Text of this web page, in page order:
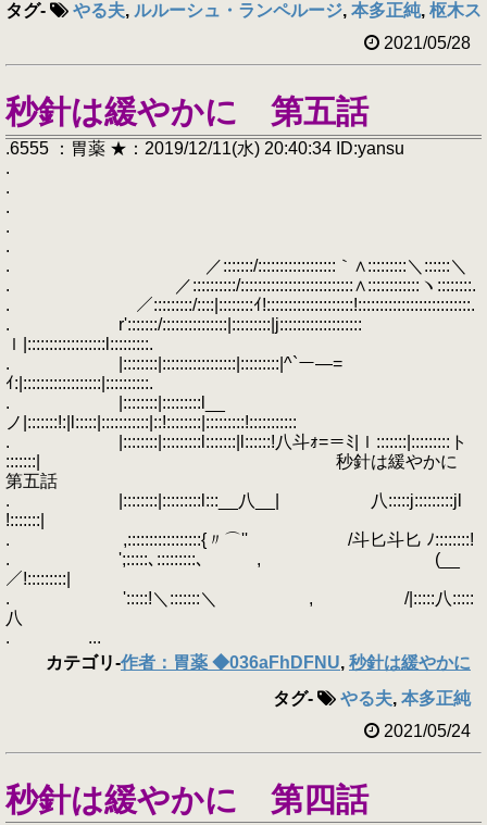
タグ- やる夫, ルルーシュ・ランペルージ, 本多正純, 枢木ス
2021/05/28
秒針は緩やかに 第五話
.6555 ：胃薬 ★：2019/12/11(水) 20:40:34 ID:yansu
.
.
.
.
.
. ／:::::::/::::::::::::::::::｀∧:::::::::＼::::::＼
. ／::::::::::/::::::::::::::::::::::::::∧::::::::::::ヽ::::::::.
. ／:::::::::/::::|::::::::ｲ!::::::::::::::::::::!::::::::::::::::::::::::::.
. r':::::::/:::::::::::::::|:::::::::|j:::::::::::::::::::
ｌ|::::::::::::::::::l:::::::::.
. |::::::::|:::::::::::::::::|:::::::::|^`ー―=
ｲ:|::::::::::::::::::|::::::::::.
. |::::::::|:::::::::l__
ノ|:::::::!:|l:::::|:::::::::::|::!::::::::|:::::::::!:::::::::::
. |::::::::|:::::::::l:::::::|l::::::!八斗ｫ=＝ﾐ|ｌ:::::::|:::::::::ト
:::::::| 秒針は緩やかに
第五話
. |::::::::|:::::::::l:::__八__| 八:::::j:::::::::jl
!:::::::|
. ,:::::::::::::::::{〃⌒'' /斗匕斗匕 ﾉ::::::::!
. ';:::::､:::::::::､ , (__
／!:::::::::|
. ':::::!＼:::::::＼ , /|:::::八:::::
八
. ...
カテゴリ-作者：胃薬 ◆036aFhDFNU, 秒針は緩やかに
タグ- やる夫, 本多正純
2021/05/24
秒針は緩やかに 第四話